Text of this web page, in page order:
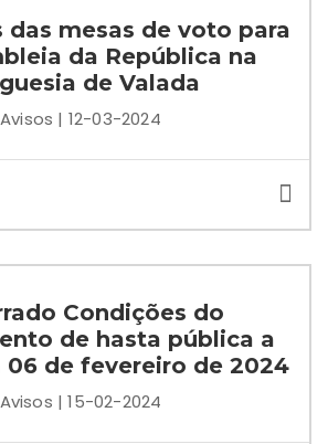
das mesas de voto para
da República na
de Valada
Avisos | 12-03-2024
Condições do
de hasta pública a
06 de fevereiro de 2024
Avisos | 15-02-2024